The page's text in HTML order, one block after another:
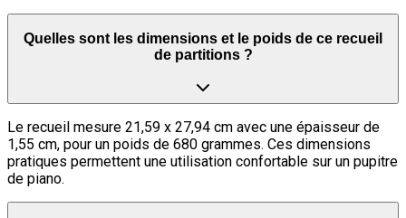
Quelles sont les dimensions et le poids de ce recueil
de partitions ?
Le recueil mesure 21,59 x 27,94 cm avec une épaisseur de
1,55 cm, pour un poids de 680 grammes. Ces dimensions
pratiques permettent une utilisation confortable sur un pupitre
de piano.